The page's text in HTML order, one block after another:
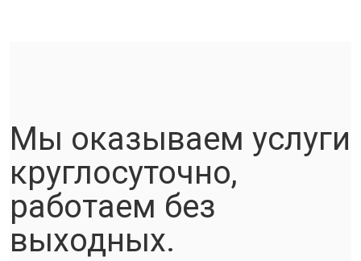
Мы оказываем услуги
круглосуточно,
работаем без
выходных.